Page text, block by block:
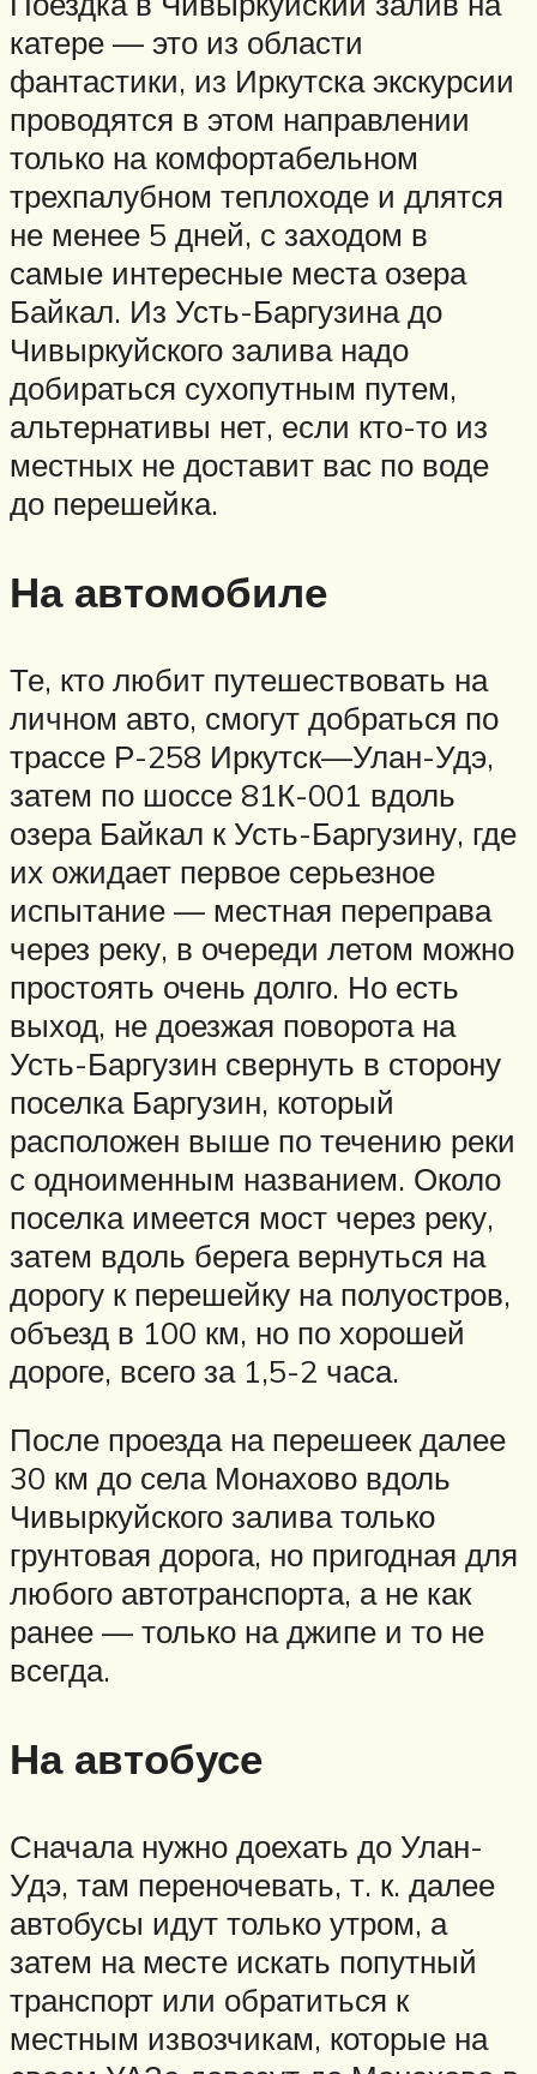
катере — это из области
фантастики, из Иркутска экскурсии
проводятся в этом направлении
только на комфортабельном
трехпалубном теплоходе и длятся
не менее 5 дней, с заходом в
самые интересные места озера
Байкал. Из Усть-Баргузина до
Чивыркуйского залива надо
добираться сухопутным путем,
альтернативы нет, если кто-то из
местных не доставит вас по воде
до перешейка.
На автомобиле
Те, кто любит путешествовать на
личном авто, смогут добраться по
трассе Р-258 Иркутск—Улан-Удэ,
затем по шоссе 81К-001 вдоль
озера Байкал к Усть-Баргузину, где
их ожидает первое серьезное
испытание — местная переправа
через реку, в очереди летом можно
простоять очень долго. Но есть
выход, не доезжая поворота на
Усть-Баргузин свернуть в сторону
поселка Баргузин, который
расположен выше по течению реки
с одноименным названием. Около
поселка имеется мост через реку,
затем вдоль берега вернуться на
дорогу к перешейку на полуостров,
объезд в 100 км, но по хорошей
дороге, всего за 1,5-2 часа.
После проезда на перешеек далее
30 км до села Монахово вдоль
Чивыркуйского залива только
грунтовая дорога, но пригодная для
любого автотранспорта, а не как
ранее — только на джипе и то не
всегда.
На автобусе
Сначала нужно доехать до Улан-
Удэ, там переночевать, т. к. далее
автобусы идут только утром, а
затем на месте искать попутный
транспорт или обратиться к
местным извозчикам, которые на